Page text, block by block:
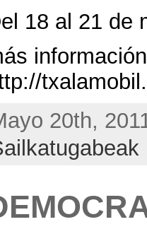
18 al 21 de
20th,